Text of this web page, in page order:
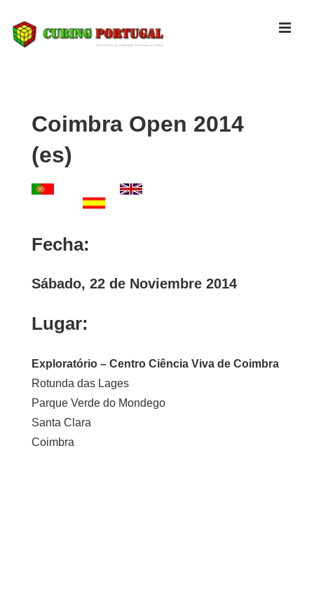
Skip
Coimbra Open 2014
(es)
Fecha:
Sábado, 22 de Noviembre 2014
Lugar:
Exploratório – Centro Ciência Viva de Coimbra
Rotunda das Lages
Parque Verde do Mondego
Santa Clara
Coimbra